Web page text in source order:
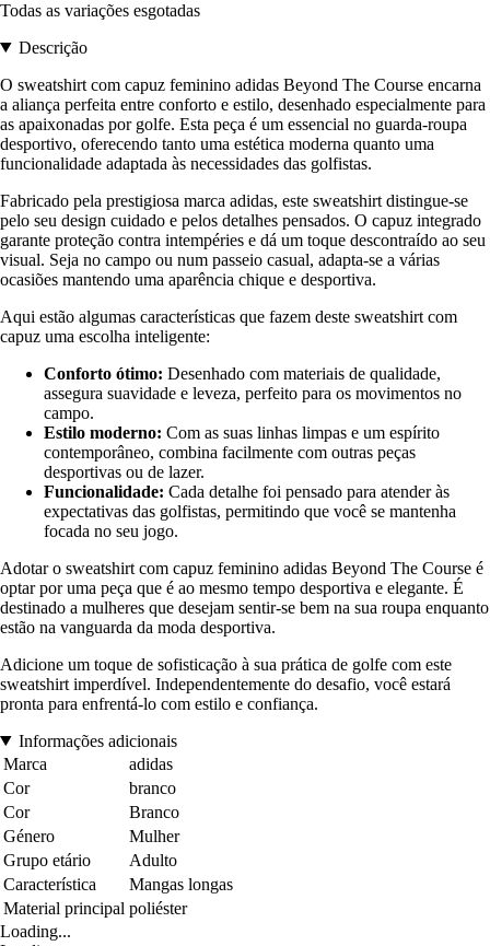
Todas as variações esgotadas
Descrição
O sweatshirt com capuz feminino adidas Beyond The Course encarna
a aliança perfeita entre conforto e estilo, desenhado especialmente para
as apaixonadas por golfe. Esta peça é um essencial no guarda-roupa
desportivo, oferecendo tanto uma estética moderna quanto uma
funcionalidade adaptada às necessidades das golfistas.
Fabricado pela prestigiosa marca adidas, este sweatshirt distingue-se
pelo seu design cuidado e pelos detalhes pensados. O capuz integrado
garante proteção contra intempéries e dá um toque descontraído ao seu
visual. Seja no campo ou num passeio casual, adapta-se a várias
ocasiões mantendo uma aparência chique e desportiva.
Aqui estão algumas características que fazem deste sweatshirt com
capuz uma escolha inteligente:
Conforto ótimo: Desenhado com materiais de qualidade,
assegura suavidade e leveza, perfeito para os movimentos no
campo.
Estilo moderno: Com as suas linhas limpas e um espírito
contemporâneo, combina facilmente com outras peças
desportivas ou de lazer.
Funcionalidade: Cada detalhe foi pensado para atender às
expectativas das golfistas, permitindo que você se mantenha
focada no seu jogo.
Adotar o sweatshirt com capuz feminino adidas Beyond The Course é
optar por uma peça que é ao mesmo tempo desportiva e elegante. É
destinado a mulheres que desejam sentir-se bem na sua roupa enquanto
estão na vanguarda da moda desportiva.
Adicione um toque de sofisticação à sua prática de golfe com este
sweatshirt imperdível. Independentemente do desafio, você estará
pronta para enfrentá-lo com estilo e confiança.
Informações adicionais
Marca
adidas
Cor
branco
Cor
Branco
Género
Mulher
Grupo etário
Adulto
Característica
Mangas longas
Material principal poliéster
Loading...